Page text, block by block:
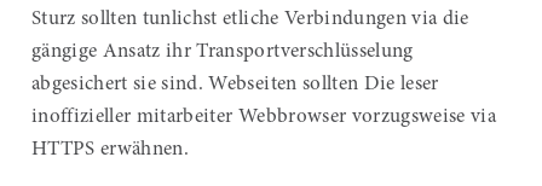
Sturz sollten tunlichst etliche Verbindungen via die
gängige Ansatz ihr Transportverschlüsselung
abgesichert sie sind. Webseiten sollten Die leser
inoffizieller mitarbeiter Webbrowser vorzugsweise via
HTTPS erwähnen.